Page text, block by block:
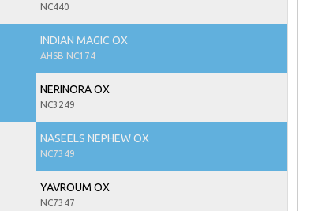
NC440
INDIAN MAGIC OX
AHSB NC174
NERINORA OX
NC3249
NASEELS NEPHEW OX
NC7349
YAVROUM OX
NC7347